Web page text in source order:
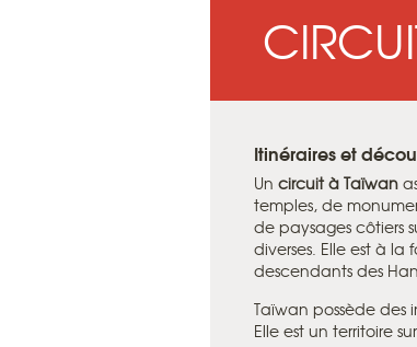
Itinéraires et
Un circuit à Taïwan
temples, de
de paysages côtiers
diverses. Elle est à
descendants des
Taïwan possède des
Elle est un territoire